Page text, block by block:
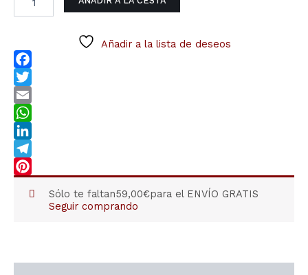
cantidad
Añadir a la lista de deseos
Facebook
Twitter
Email
WhatsApp
LinkedIn
Telegram
Sólo te faltan59,00€para el ENVÍO GRATIS
Seguir comprando